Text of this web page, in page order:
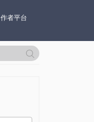
作者平台